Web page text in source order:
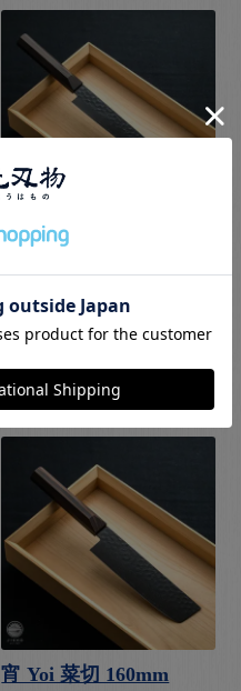
宵 Yoi 筋引 240mm
¥ 44,440 税込
宵 Yoi 菜切 160mm